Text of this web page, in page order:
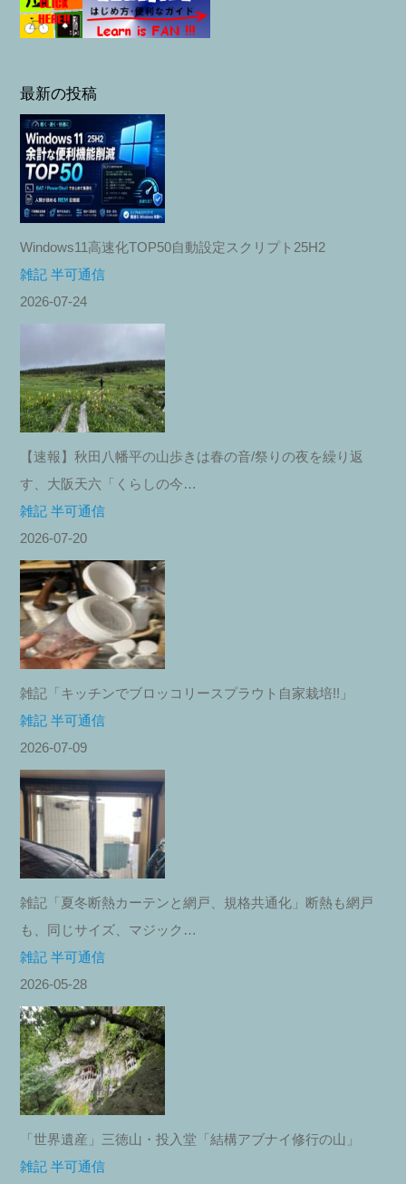
最新の投稿
Windows11高速化TOP50自動設定スクリプト25H2
雑記 半可通信
2026-07-24
【速報】秋田八幡平の山歩きは春の音/祭りの夜を繰り返
す、大阪天六「くらしの今…
雑記 半可通信
2026-07-20
雑記「キッチンでブロッコリースプラウト自家栽培!!」
雑記 半可通信
2026-07-09
雑記「夏冬断熱カーテンと網戸、規格共通化」断熱も網戸
も、同じサイズ、マジック…
雑記 半可通信
2026-05-28
「世界遺産」三徳山・投入堂「結構アブナイ修行の山」
雑記 半可通信